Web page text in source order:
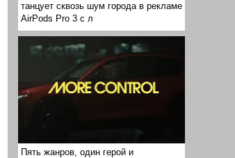
танцует сквозь шум города в рекламе
AirPods Pro 3 с л
Пять жанров, один герой и